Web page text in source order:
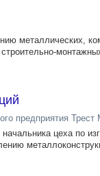
металлических,
предприятия Трест
цеха по